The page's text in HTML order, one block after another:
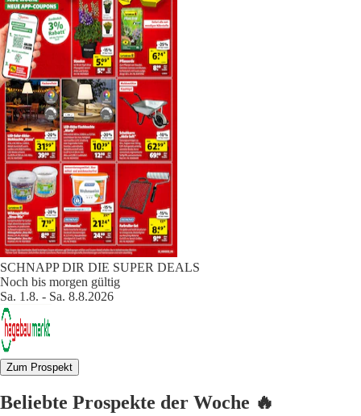
SCHNAPP DIR DIE SUPER DEALS
Noch bis morgen gültig
Sa. 1.8. - Sa. 8.8.2026
Zum Prospekt
Beliebte Prospekte der Woche 🔥